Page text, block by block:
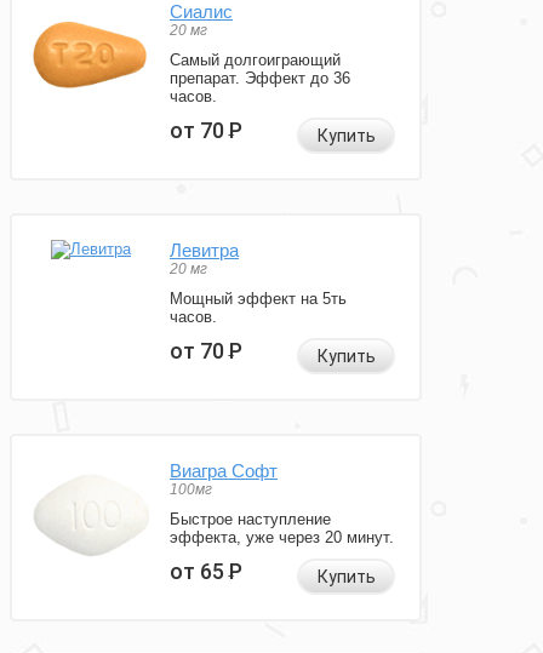
Сиалис
20 мг
Самый долгоиграющий
препарат. Эффект до 36
часов.
от 70Р Купить
Левитра
20 мг
Мощный эффект на 5ть
часов.
от 70Р Купить
Виагра Софт
100мг
Быстрое наступление
эффекта, уже через 20 минут.
от 65Р Купить